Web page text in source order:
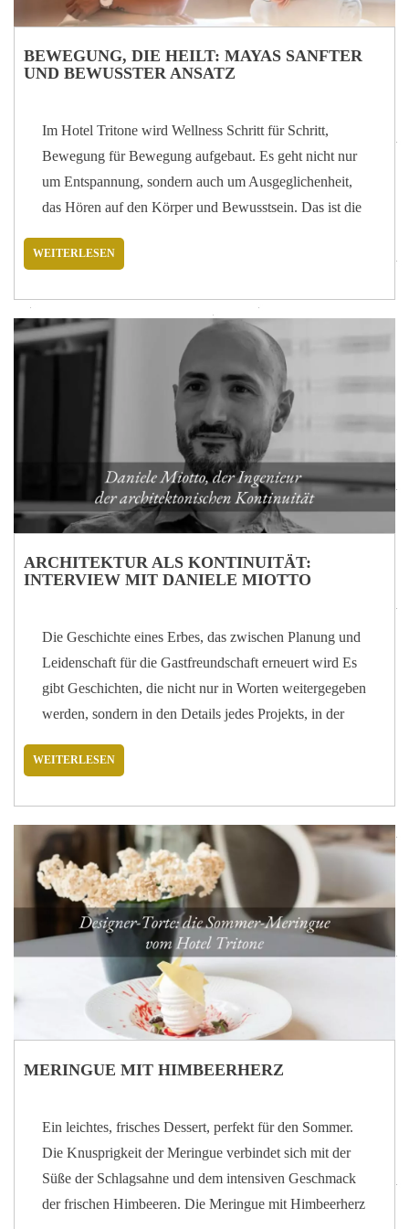
BEWEGUNG, DIE HEILT: MAYAS SANFTER
UND BEWUSSTER ANSATZ
Im Hotel Tritone wird Wellness Schritt für Schritt,
Bewegung für Bewegung aufgebaut. Es geht nicht nur
um Entspannung, sondern auch um Ausgeglichenheit,
das Hören auf den Körper und Bewusstsein. Das ist die
Physiotherapeutin und Osteopathin, die die Gäste jeden
begleitet, auf dem Bewegung zu einer echten täglichen
Therapie wird. Wir haben uns mit ihr getroffen, um
mehr über ihren Ansatz zu erfahren und darüber, wie
Aktivitäten wie Yoga, Wassergymnastik oder sanfte
Gymnastik einen Aufenthalt zu einer verjüngenden
Erfahrung machen können. Maya, erzählen Sie uns von
WEITERLESEN
ARCHITEKTUR ALS KONTINUITÄT:
INTERVIEW MIT DANIELE MIOTTO
Die Geschichte eines Erbes, das zwischen Planung und
Leidenschaft für die Gastfreundschaft erneuert wird Es
gibt Geschichten, die nicht nur in Worten weitergegeben
werden, sondern in den Details jedes Projekts, in der
Respekt für eine größere Vision. Die Geschichte von
Tritone, Sohn von Francesco Miotto, den wir bereits
interviewt haben, ist eine Geschichte von Kontinuität
und Erneuerung. Ein beruflicher Werdegang, der eng
mit der Familiengeschichte verwoben ist, und der einer
Struktur, die Exzellenz und Harmonie zu ihrem…
WEITERLESEN
MERINGUE MIT HIMBEERHERZ
Ein leichtes, frisches Dessert, perfekt für den Sommer.
Die Knusprigkeit der Meringue verbindet sich mit der
Süße der Schlagsahne und dem intensiven Geschmack
der frischen Himbeeren. Die Meringue mit Himbeerherz